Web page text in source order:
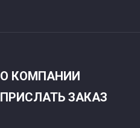
О КОМПАНИИ
ПРИСЛАТЬ ЗАКАЗ